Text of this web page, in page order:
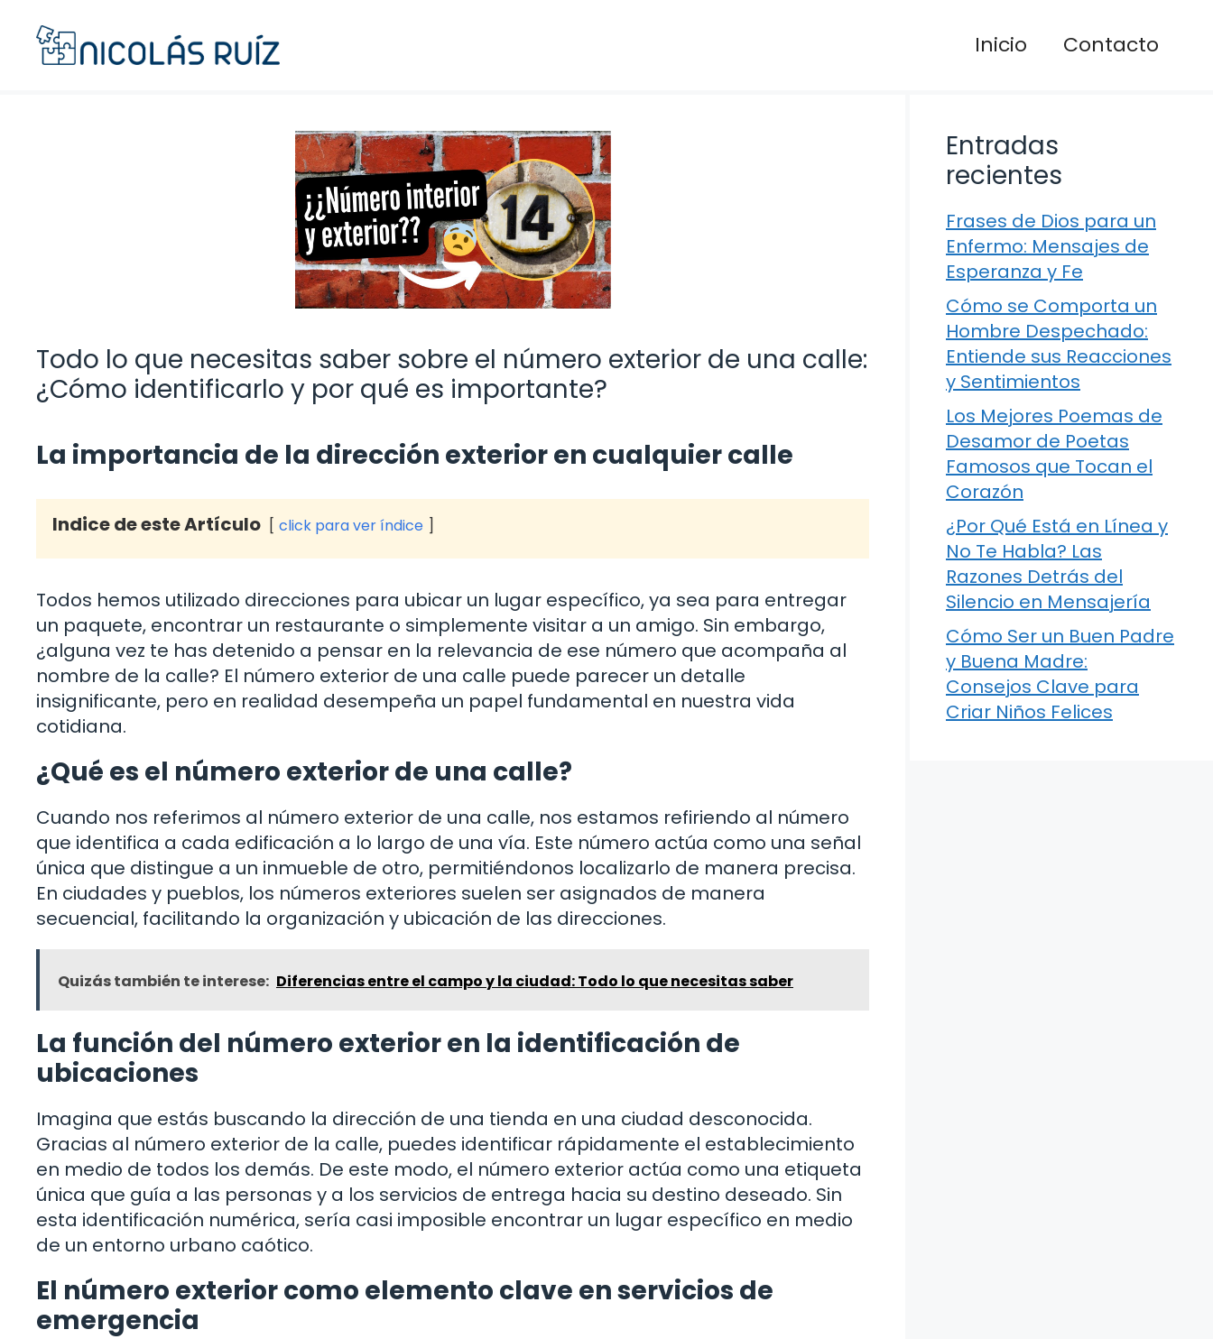
contenido
Inicio Contacto
Todo lo que necesitas saber sobre el número exterior de una calle:
¿Cómo identificarlo y por qué es importante?
La importancia de la dirección exterior en cualquier calle
Indice de este Artículo click para ver índice
Todos hemos utilizado direcciones para ubicar un lugar específico, ya sea para entregar
un paquete, encontrar un restaurante o simplemente visitar a un amigo. Sin embargo,
¿alguna vez te has detenido a pensar en la relevancia de ese número que acompaña al
nombre de la calle? El número exterior de una calle puede parecer un detalle
insignificante, pero en realidad desempeña un papel fundamental en nuestra vida
cotidiana.
¿Qué es el número exterior de una calle?
Cuando nos referimos al número exterior de una calle, nos estamos refiriendo al número
que identifica a cada edificación a lo largo de una vía. Este número actúa como una señal
única que distingue a un inmueble de otro, permitiéndonos localizarlo de manera precisa.
En ciudades y pueblos, los números exteriores suelen ser asignados de manera
secuencial, facilitando la organización y ubicación de las direcciones.
Quizás también te interese: Diferencias entre el campo y la ciudad: Todo lo que necesitas saber
La función del número exterior en la identificación de
ubicaciones
Imagina que estás buscando la dirección de una tienda en una ciudad desconocida.
Gracias al número exterior de la calle, puedes identificar rápidamente el establecimiento
en medio de todos los demás. De este modo, el número exterior actúa como una etiqueta
única que guía a las personas y a los servicios de entrega hacia su destino deseado. Sin
esta identificación numérica, sería casi imposible encontrar un lugar específico en medio
de un entorno urbano caótico.
El número exterior como elemento clave en servicios de
emergencia
Entradas
recientes
Frases de Dios para un
Enfermo: Mensajes de
Esperanza y Fe
Cómo se Comporta un
Hombre Despechado:
Entiende sus Reacciones
y Sentimientos
Los Mejores Poemas de
Desamor de Poetas
Famosos que Tocan el
Corazón
¿Por Qué Está en Línea y
No Te Habla? Las
Razones Detrás del
Silencio en Mensajería
Cómo Ser un Buen Padre
y Buena Madre:
Consejos Clave para
Criar Niños Felices